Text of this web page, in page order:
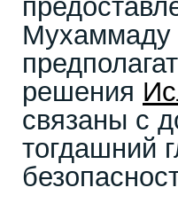
Мухаммаду
решения
связаны с
тогдашний